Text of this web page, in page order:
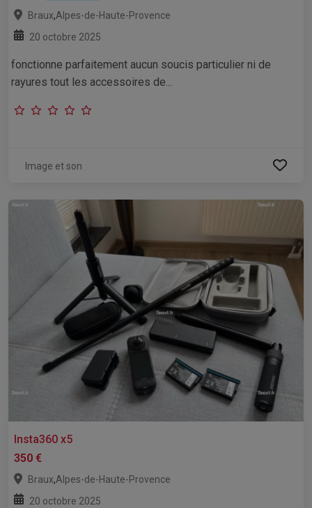
Braux,Alpes-de-Haute-Provence
20 octobre 2025
fonctionne parfaitement aucun soucis particulier ni de
rayures tout les accessoires de...
Image et son
Insta360 x5
350 €
Braux,Alpes-de-Haute-Provence
20 octobre 2025